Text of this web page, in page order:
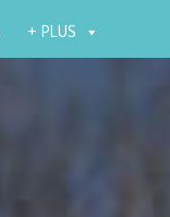
+ PLUS